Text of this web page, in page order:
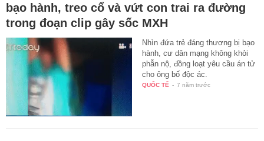
bạo hành, treo cổ và vứt con trai ra đường
trong đoạn clip gây sốc MXH
Nhìn đứa trẻ đáng thương bị bạo
hành, cư dân mạng không khỏi
phẫn nộ, đồng loạt yêu cầu án tử
cho ông bố độc ác.
QUỐC TẾ - 7 năm trước